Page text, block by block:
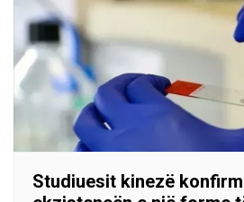
Studiuesit kinezë